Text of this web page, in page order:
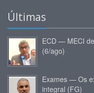
Últimas
ECD — MECI
(6/ago)
Exames — Os
integral (FG)